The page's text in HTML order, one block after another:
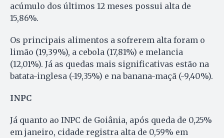
acúmulo dos últimos 12 meses possui alta de
15,86%.
Os principais alimentos a sofrerem alta foram o
limão (19,39%), a cebola (17,81%) e melancia
(12,01%). Já as quedas mais significativas estão na
batata-inglesa (-19,35%) e na banana-maçã (-9,40%).
INPC
Já quanto ao INPC de Goiânia, após queda de 0,25%
em janeiro, cidade registra alta de 0,59% em